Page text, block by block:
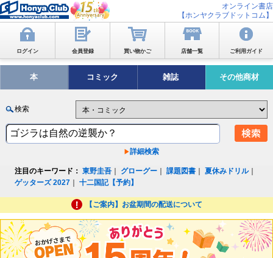
オンライン書店
【ホンヤクラブドットコム】
ログイン 会員登録 買い物かご 店舗一覧 ご利用ガイド
本 コミック 雑誌 その他商材
検索
詳細検索
注目のキーワード： 東野圭吾 グローグー ｜課題図書 ｜夏休みドリル｜
ゲッターズ 2027 ｜十二国記【予約】
【ご案内】お盆期間の配送について